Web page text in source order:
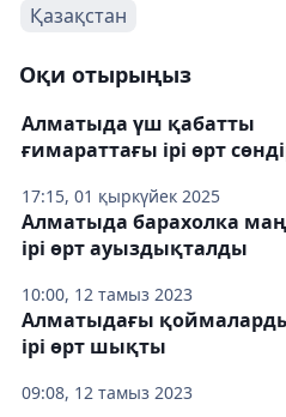
Қазақстан
Оқи отырыңыз
17:15, 01 қыркүйек 2025
Алматыда үш қабатты
ғимараттағы ірі өрт
10:00, 12 тамыз 2023
Алматыда барахолка
ірі өрт ауыздықталды
09:08, 12 тамыз 2023
Алматыдағы
ірі өрт шықты